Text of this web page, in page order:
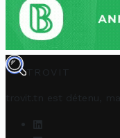
TROVIT
trovit.tn est détenu,